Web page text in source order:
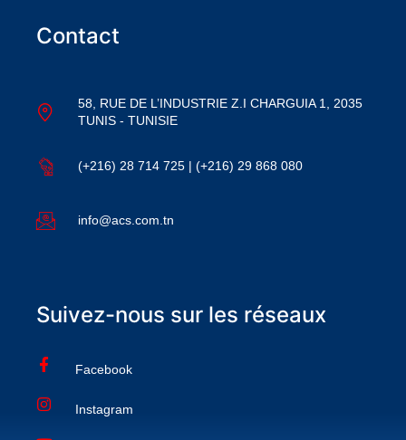
Contact
58, RUE DE L’INDUSTRIE Z.I CHARGUIA 1, 2035
TUNIS - TUNISIE
(+216) 28 714 725 | (+216) 29 868 080
info@acs.com.tn
Suivez-nous sur les réseaux
Facebook
Instagram